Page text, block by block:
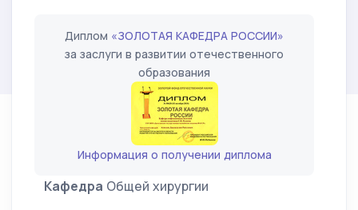
Диплом «ЗОЛОТАЯ КАФЕДРА РОССИИ»
за заслуги в развитии отечественного
образования
Информация о получении диплома
Кафедра Общей хирургии